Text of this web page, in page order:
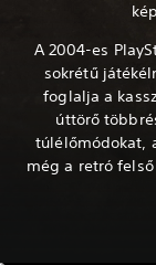
A 2004-es
sokrétű
foglalja a
úttörő
túlélőmódokat,
még a retró